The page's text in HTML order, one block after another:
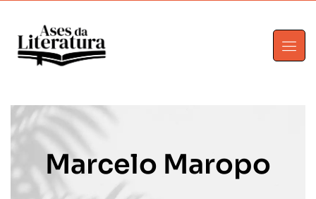
Marcelo Maropo